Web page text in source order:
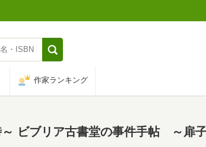
作家ランキング
ビブリア古書堂の事件手帖 ～扉